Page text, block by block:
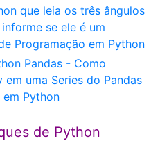
que leia os três ângulos
se ele é um
Programação em Python
Pandas - Como
uma Series do Pandas
Python
de Python